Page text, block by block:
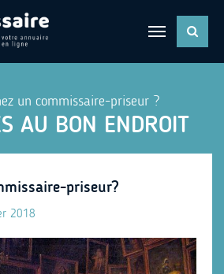
un commissaire-priseur ?
AU BON ENDROIT
priseur?
2018